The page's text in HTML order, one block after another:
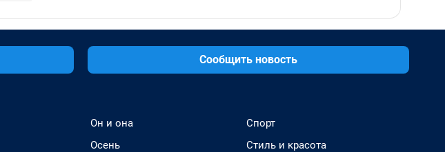
Сообщить новость
Он и она
Осень
Спорт
Стиль и красота